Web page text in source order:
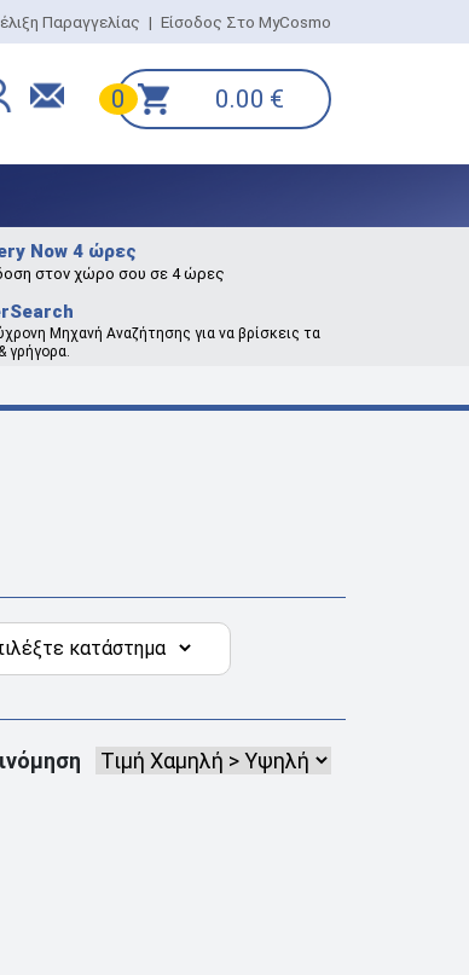
Παραγγελίας | Είσοδος Στο MyCosmo
0 0.00 €
Now 4 ώρες
στον χώρο σου σε 4 ώρες
Μηχανή Αναζήτησης για να βρίσκεις τα
γρήγορα.